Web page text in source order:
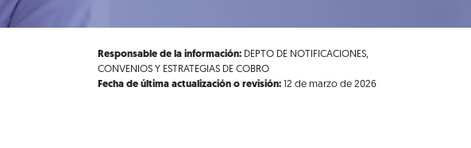
Responsable de la información: DEPTO DE NOTIFICACIONES,
CONVENIOS Y ESTRATEGIAS DE COBRO
Fecha de última actualización o revisión: 12 de marzo de 2026